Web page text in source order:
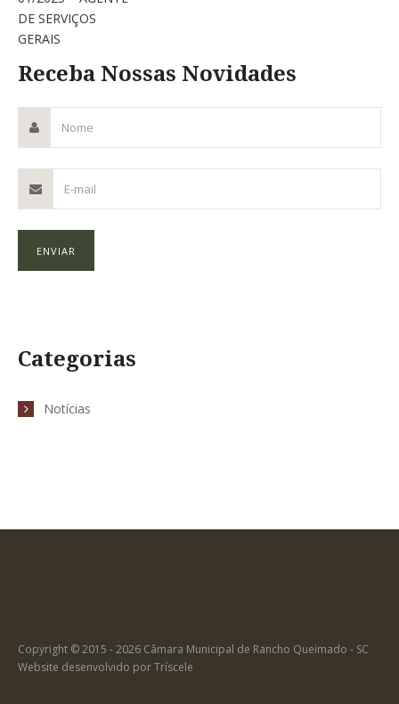
Receba Nossas Novidades
Categorias
Notícias
Copyright © 2015 - 2026 Câmara Municipal de Rancho Queimado - SC
Website desenvolvido porTríscele